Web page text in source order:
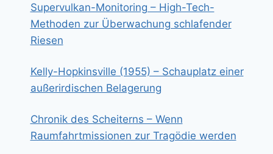
Supervulkan-Monitoring – High-Tech-
Methoden zur Überwachung schlafender
Riesen
Kelly-Hopkinsville (1955) – Schauplatz einer
außerirdischen Belagerung
Chronik des Scheiterns – Wenn
Raumfahrtmissionen zur Tragödie werden